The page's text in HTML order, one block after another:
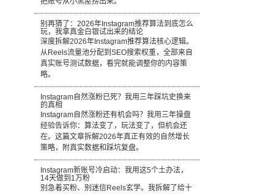
别再猜了：2026年Instagram推荐算法到底怎么
玩，我拿真金白银试出来的结论
深度拆解2026年Instagram推荐算法核心逻辑。
从Reels流量池分配到SEO搜索权重，全部来自
真实账号测试数据，看完就能调整你的内容策
略。
Instagram自然涨粉已死？我用三年踩坑史换来
的真相
Instagram自然涨粉还有机会吗？我用三年操盘
经验告诉你：算法变了，玩法变了，但机会还
在。这篇文章拆解2026年真正有效的自然增长
策略，附真实数据和踩坑复盘。
Instagram新账号冷启动：我用这5个土办法，
14天做到1万粉
别急着买粉、别迷信Reels玄学。我拆解了给十